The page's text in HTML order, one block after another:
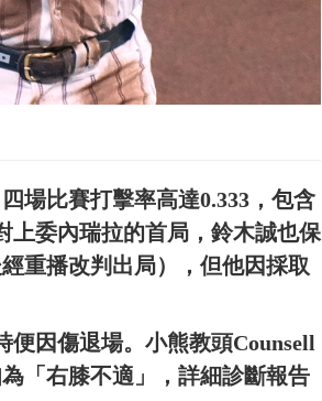
場比賽打擊率高達0.333，包含
上委內瑞拉的首局，鈴木誠也保
重播改判出局），但他因採取
因傷退場。小熊教頭Counsell
「右膝不適」，詳細診斷報告